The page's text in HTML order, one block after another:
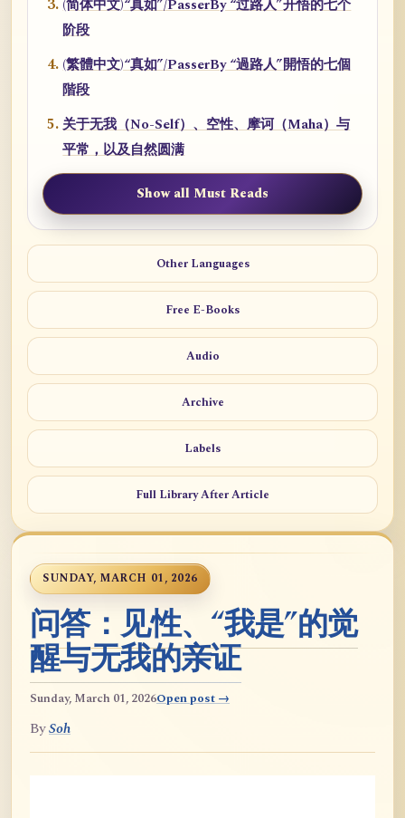
(简体中文)“真如”/PasserBy “过路人”开悟的七个
阶段
(繁體中文)“真如”/PasserBy “過路人”開悟的七個
階段
关于无我（No-Self）、空性、摩诃（Maha）与
平常，以及自然圆满
Show all Must Reads
Other Languages
Free E-Books
Audio
Archive
Labels
Full Library After Article
SUNDAY, MARCH 01, 2026
问答：见性、“我是”的觉
醒与无我的亲证
Sunday, March 01, 2026Open post →
BySoh